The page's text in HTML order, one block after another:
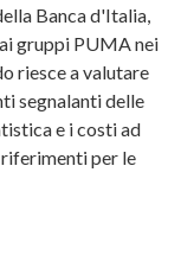
Banca d'Italia,
gruppi PUMA nei
riesce a valutare
segnalanti delle
e i costi ad
per le